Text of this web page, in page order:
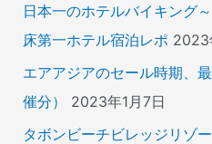
日本一のホテルバイキング
床第一ホテル宿泊レポ 2023
エアアジアのセール時期、
催分）
2023年1月7日
タボンビーチビレッジリゾ